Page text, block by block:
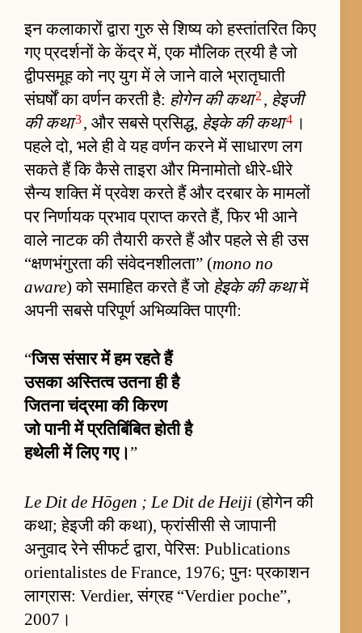
इन कलाकारों द्वारा गुरु से शिष्य को हस्तांतरित किए
गए प्रदर्शनों के केंद्र में, एक मौलिक त्रयी है जो
द्वीपसमूह को नए युग में ले जाने वाले भ्रातृघाती
संघर्षों का वर्णन करती है: होगेन की कथा2 , हेइजी
की कथा3, और सबसे प्रसिद्ध, हेइके की कथा4 ।
पहले दो, भले ही वे यह वर्णन करने में साधारण लग
सकते हैं कि कैसे ताइरा और मिनामोतो धीरे-धीरे
सैन्य शक्ति में प्रवेश करते हैं और दरबार के मामलों
पर निर्णायक प्रभाव प्राप्त करते हैं, फिर भी आने
वाले नाटक की तैयारी करते हैं और पहले से ही उस
“क्षणभंगुरता की संवेदनशीलता” (mono no
aware) को समाहित करते हैं जो हेइके की कथामें
अपनी सबसे परिपूर्ण अभिव्यक्ति पाएगी:
“जिस संसार में हम रहते हैं
उसका अस्तित्व उतना ही है
जितना चंद्रमा की किरण
जो पानी में प्रतिबिंबित होती है
हथेली में लिए गए।”
Le Dit de Hōgen ; Le Dit de Heiji (होगेन की
कथा; हेइजी की कथा), फ्रांसीसी से जापानी
अनुवाद रेने सीफर्ट द्वारा, पेरिस: Publications
orientalistes de France, 1976; पुनः प्रकाशन
लाग्रास: Verdier, संग्रह “Verdier poche”,
2007।